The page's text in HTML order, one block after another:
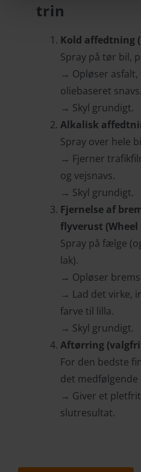
trin
Kold affedtning
Spray på tør bil,
→ Opløser
oliebaseret snavs.
→ Skyl grundigt.
Alkalisk
Spray over hele
→ Fjerner
og vejsnavs.
→ Skyl grundigt.
Fjernelse af
flyverust (Wheel
Spray på fælge
lak).
→ Opløser
→ Lad det virke,
farve til lilla.
→ Skyl grundigt.
Aftørring
For den bedste
det
→ Giver et
slutresultat.